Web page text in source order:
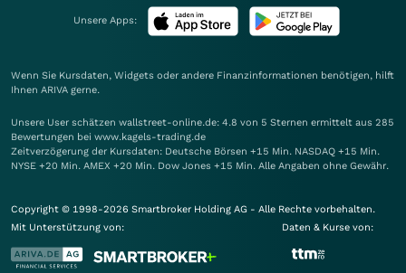
Unsere Apps:
Wenn Sie Kursdaten, Widgets oder andere Finanzinformationen benötigen, hilft
Ihnen ARIVA gerne.
Unsere User schätzen wallstreet-online.de: 4.8 von 5 Sternen ermittelt aus 285
Bewertungen bei www.kagels-trading.de
Zeitverzögerung der Kursdaten: Deutsche Börsen +15 Min. NASDAQ +15 Min.
NYSE +20 Min. AMEX +20 Min. Dow Jones +15 Min. Alle Angaben ohne Gewähr.
Copyright © 1998-2026 Smartbroker Holding AG - Alle Rechte vorbehalten.
Mit Unterstützung von:
Daten & Kurse von: